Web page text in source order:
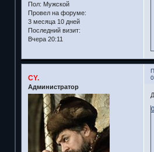
Пол: Мужской
Провел на форуме:
3 месяца 10 дней
Последний визит:
Вчера 20:11
CY.
Администратор
0